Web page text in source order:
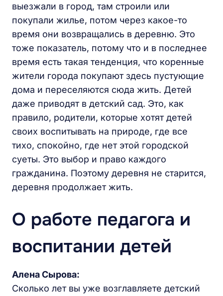
выезжали в город, там строили или
покупали жилье, потом через какое-то
время они возвращались в деревню. Это
тоже показатель, потому что и в последнее
время есть такая тенденция, что коренные
жители города покупают здесь пустующие
дома и переселяются сюда жить. Детей
даже приводят в детский сад. Это, как
правило, родители, которые хотят детей
своих воспитывать на природе, где все
тихо, спокойно, где нет этой городской
суеты. Это выбор и право каждого
гражданина. Поэтому деревня не старится,
деревня продолжает жить.
О работе педагога и
воспитании детей
Алена Сырова:
Сколько лет вы уже возглавляете детский